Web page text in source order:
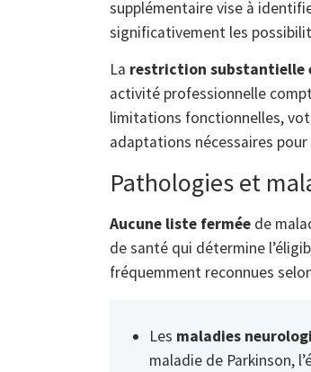
supplémentaire vise à
significativement les
La restriction substantielle
activité professionnelle
limitations fonctionnelles,
adaptations nécessaires
Pathologies et
Aucune liste fermée de
de santé qui détermine
fréquemment reconnues
Les maladies
maladie de Parkinson,